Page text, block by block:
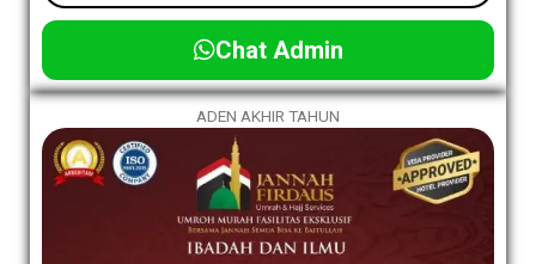
Chat Admin
ADEN AKHIR TAHUN